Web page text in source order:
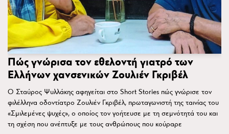
Πώς γνώρισα τον εθελοντή γιατρό των
Ελλήνων χανσενικών Ζουλιέν Γκριβέλ
Ο Σταύρος Ψυλλάκης αφηγείται στο Short Stories πώς γνώρισε τον
φιλέλληνα οδοντίατρο Ζουλιέν Γκριβέλ, πρωταγωνιστή της ταινίας του
«Σμιλεμένες ψυχές», ο οποίος τον γοήτευσε με τη σεμνότητά του και
τη σχέση που ανέπτυξε με τους ανθρώπους που κούραρε